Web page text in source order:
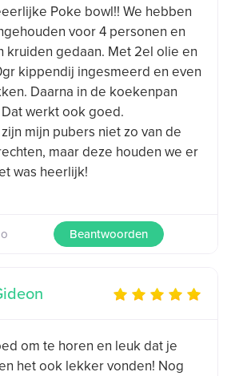
Poke bowl!! We hebben
voor 4 personen en
kruiden gedaan. Met 2el olie en
kippendij ingesmeerd en even
Daarna in de koekenpan
werkt ook goed.
mijn pubers niet zo van de
maar deze houden we er
was heerlijk!
Beantwoorden
om te horen en leuk dat je
het ook lekker vonden! Nog
Gideon ratings